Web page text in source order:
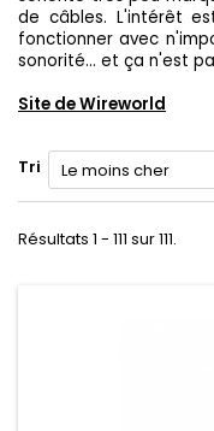
de câbles. L'intérêt
fonctionner avec
sonorité... et ça n'est
Site de Wireworld
Tri
Résultats 1 - 111 sur 111.